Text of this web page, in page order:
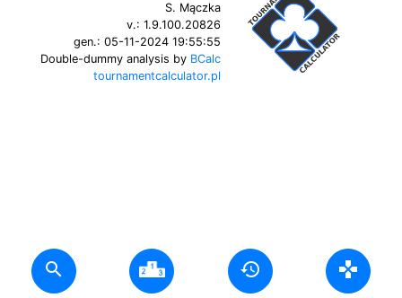
S. Mączka
v.:1.9.100.20826
gen.:05-11-2024 19:55:55
Double-dummy analysis by BCalc
tournamentcalculator.pl
search history gamepad